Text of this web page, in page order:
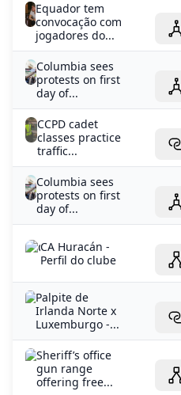
Equador tem
convocação com
jogadores do...
Columbia sees
protests on first
day of...
CCPD cadet
classes practice
traffic...
Columbia sees
protests on first
day of...
CA Huracán -
Perfil do clube
Palpite de
Irlanda Norte x
Luxemburgo -...
Sheriff’s office
gun range
offering free...